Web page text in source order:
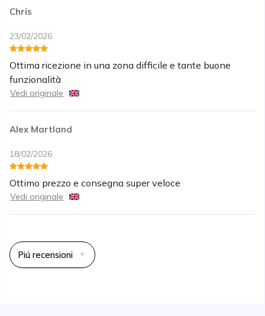
Chris
23/02/2026
Ottima ricezione in una zona difficile e tante buone
funzionalità
Vedi originale
Alex Martland
18/02/2026
Ottimo prezzo e consegna super veloce
Vedi originale
Piú recensioni